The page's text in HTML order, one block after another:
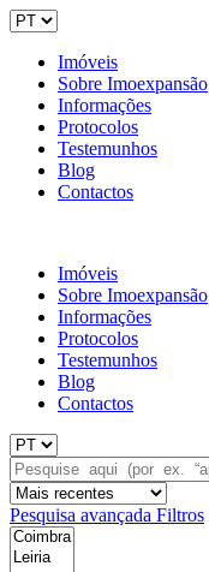
Imóveis
Sobre Imoexpansão
Informações
Protocolos
Testemunhos
Blog
Contactos
Imóveis
Sobre Imoexpansão
Informações
Protocolos
Testemunhos
Blog
Contactos
Pesquisa avançada Filtros